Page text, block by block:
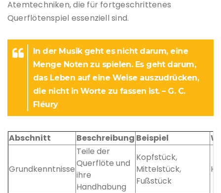
Atemtechniken, die für fortgeschrittenes
Querflötenspiel essenziell sind.
In der Musik geht es nicht darum, eine
Menge Noten zu spielen. Es geht darum,
das Leben auf eine Weise auszudrücken,
die nicht in Worte zu fassen ist. – G. C.
Fléury
Abschnitt Beschreibung Beispiel
Grundkenntnisse
Teile der
Querflöte und
ihre
Handhabung
Kopfstück,
Mittelstück,
Fußstück